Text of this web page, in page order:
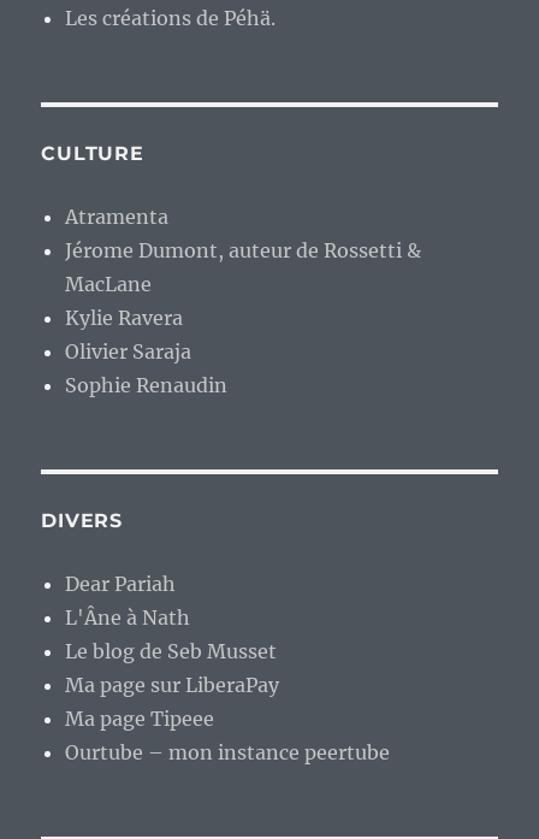
Les créations de Péhä.
CULTURE
Atramenta
Jérome Dumont, auteur de Rossetti &
MacLane
Kylie Ravera
Olivier Saraja
Sophie Renaudin
DIVERS
Dear Pariah
L'Âne à Nath
Le blog de Seb Musset
Ma page sur LiberaPay
Ma page Tipeee
Ourtube – mon instance peertube